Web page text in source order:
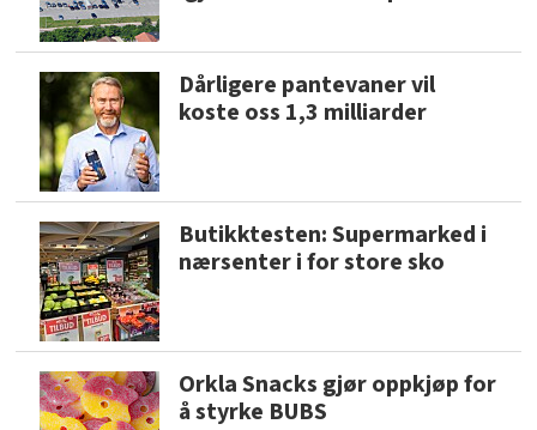
Dårligere pantevaner vil
koste oss 1,3 milliarder
Butikktesten: Supermarked i
nærsenter i for store sko
Orkla Snacks gjør oppkjøp for
å styrke BUBS